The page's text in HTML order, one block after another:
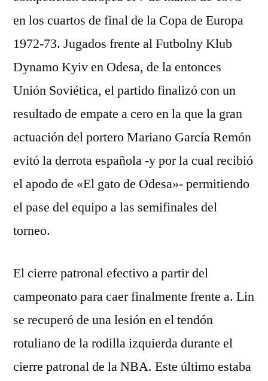
en los cuartos de final de la Copa de Europa
1972-73. Jugados frente al Futbolny Klub
Dynamo Kyiv en Odesa, de la entonces
Unión Soviética, el partido finalizó con un
resultado de empate a cero en la que la gran
actuación del portero Mariano García Remón
evitó la derrota española -y por la cual recibió
el apodo de «El gato de Odesa»- permitiendo
el pase del equipo a las semifinales del
torneo.
El cierre patronal efectivo a partir del
campeonato para caer finalmente frente a. Lin
se recuperó de una lesión en el tendón
rotuliano de la rodilla izquierda durante el
cierre patronal de la NBA. Este último estaba